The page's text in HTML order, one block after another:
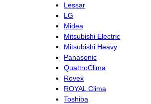
Lessar
LG
Midea
Mitsubishi Electric
Mitsubishi Heavy
Panasonic
QuattroClima
Rovex
ROYAL Clima
Toshiba